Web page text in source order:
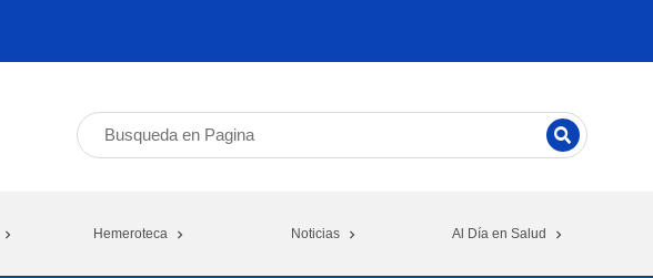
Hemeroteca Noticias Al Día en Salud